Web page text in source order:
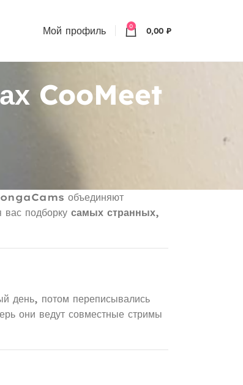
Мой профиль 0 0,00 ₽
CooMeet
объединяют
подборку самых странных,
день, потом переписывались
они ведут совместные стримы